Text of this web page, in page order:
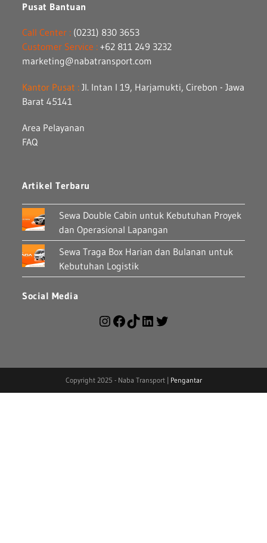
Pusat Bantuan
Call Center : (0231) 830 3653
Customer Service : +62 811 249 3232
marketing@nabatransport.com
Kantor Pusat : Jl. Intan I 19, Harjamukti, Cirebon - Jawa
Barat 45141
Area Pelayanan
FAQ
Artikel Terbaru
Sewa Double Cabin untuk Kebutuhan Proyek
dan Operasional Lapangan
Sewa Traga Box Harian dan Bulanan untuk
Kebutuhan Logistik
Social Media
Copyright 2025 - Naba Transport | Pengantar